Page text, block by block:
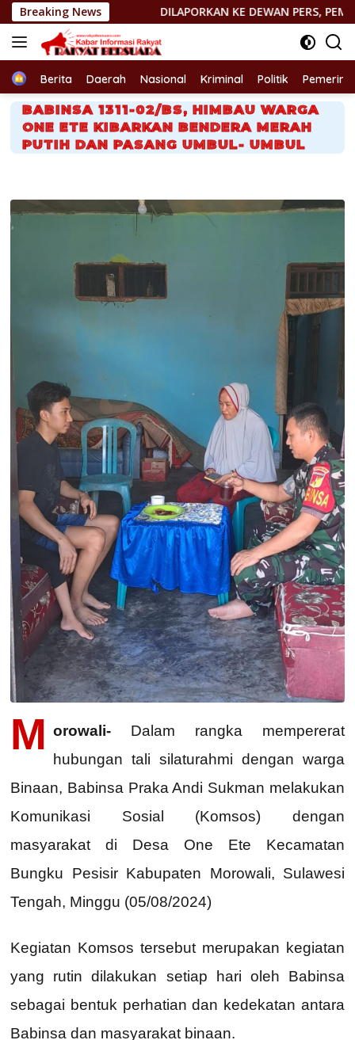
Langsung
ke
konten
Breaking News
DILAPORKAN KE DEWAN PERS, PEMIMPIN REDAKSI
HomeBerita Daerah Nasional Kriminal Politik
BABINSA 1311-02/BS, HIMBAU WARGA
ONE ETE KIBARKAN BENDERA MERAH
PUTIH DAN PASANG UMBUL- UMBUL
M orowali- Dalam rangka mempererat
hubungan tali silaturahmi dengan warga
Binaan, Babinsa Praka Andi Sukman melakukan
Komunikasi Sosial (Komsos) dengan
masyarakat di Desa One Ete Kecamatan
Bungku Pesisir Kabupaten Morowali, Sulawesi
Tengah, Minggu (05/08/2024)
Kegiatan Komsos tersebut merupakan kegiatan
yang rutin dilakukan setiap hari oleh Babinsa
sebagai bentuk perhatian dan kedekatan antara
Babinsa dan masyarakat binaan.